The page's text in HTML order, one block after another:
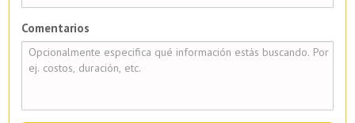
Comentarios